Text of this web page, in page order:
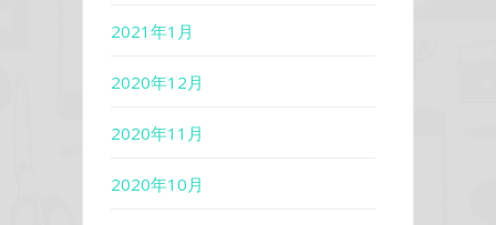
2021年1月
2020年12月
2020年11月
2020年10月